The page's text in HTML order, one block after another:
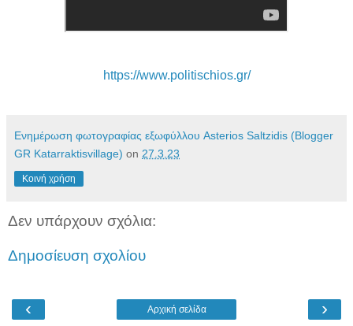
https://www.politischios.gr/
Ενημέρωση φωτογραφίας εξωφύλλου Asterios Saltzidis (Blogger
GR Katarraktisvillage) on 27.3.23
Κοινή χρήση
Δεν υπάρχουν σχόλια:
Δημοσίευση σχολίου
‹ ›
Αρχική σελίδα